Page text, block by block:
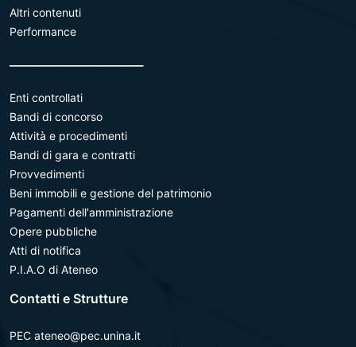
Altri contenuti
Performance
Enti controllati
Bandi di concorso
Attività e procedimenti
Bandi di gara e contratti
Provvedimenti
Beni immobili e gestione del patrimonio
Pagamenti dell'amministrazione
Opere pubbliche
Atti di notifica
P.I.A.O di Ateneo
Contatti e Strutture
PEC ateneo@pec.unina.it